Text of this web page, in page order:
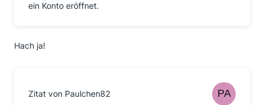
ein Konto eröffnet.
Hach ja!
Zitat von Paulchen82